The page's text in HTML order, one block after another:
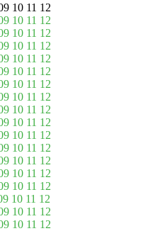
10 11 12
10 11 12
10 11 12
10 11 12
10 11 12
10 11 12
10 11 12
10 11 12
10 11 12
10 11 12
10 11 12
10 11 12
10 11 12
10 11 12
10 11 12
10 11 12
10 11 12
10 11 12